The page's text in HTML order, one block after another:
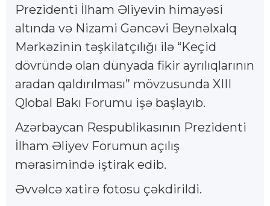
Prezidenti İlham Əliyevin himayəsi
altında və Nizami Gəncəvi Beynəlxalq
Mərkəzinin təşkilatçılığı ilə “Keçid
dövründə olan dünyada fikir ayrılıqlarının
aradan qaldırılması” mövzusunda XIII
Qlobal Bakı Forumu işə başlayıb.
Azərbaycan Respublikasının Prezidenti
İlham Əliyev Forumun açılış
mərasimində iştirak edib.
Əvvəlcə xatirə fotosu çəkdirildi.